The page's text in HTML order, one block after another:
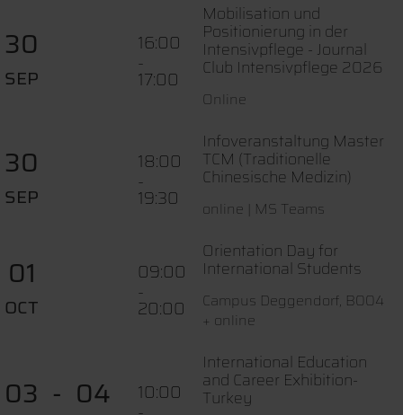
30
SEP
16:00
-
17:00
Mobilisation und
Positionierung in der
Intensivpflege - Journal
Club Intensivpflege 2026
Online
30
SEP
18:00
-
19:30
Infoveranstaltung Master
TCM (Traditionelle
Chinesische Medizin)
online | MS Teams
01
OCT
09:00
-
20:00
Orientation Day for
International Students
Campus Deggendorf, B004
+ online
03 04 10:00
International Education
and Career Exhibition-
Turkey